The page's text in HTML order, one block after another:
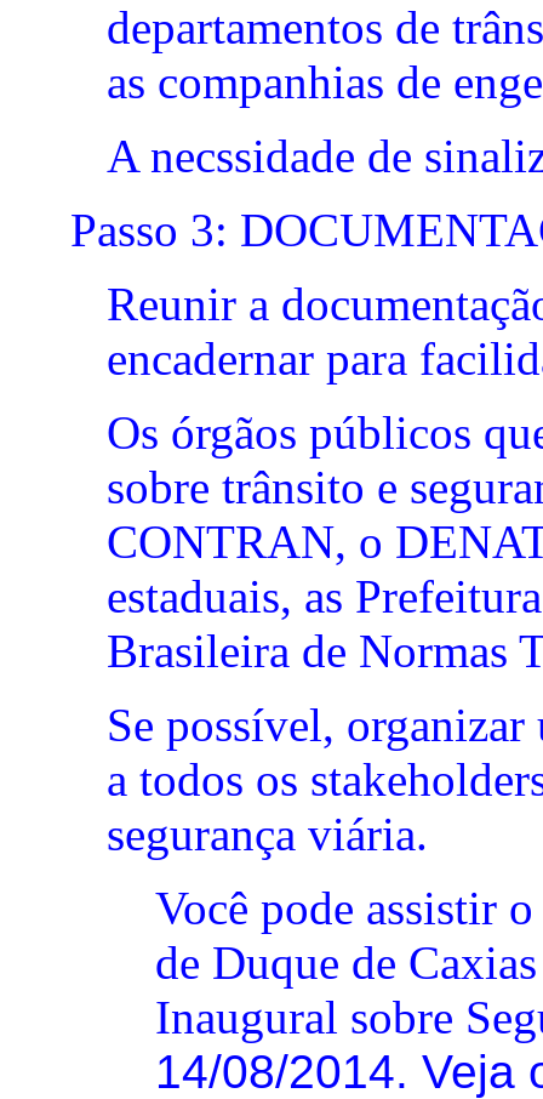
departamentos de
as companhias de
A necssidade de
Passo 3:
Reunir a
encadernar para
Os órgãos públicos
sobre trânsito e
CONTRAN, o
estaduais, as
Brasileira de Normas
Se possível, organizar
a todos os
segurança viária.
Você pode assistir
de Duque de
Inaugural sobre
14/08/2014. Veja